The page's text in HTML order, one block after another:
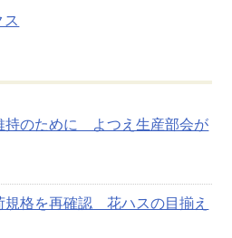
ス
持のために よつえ生産部会が
規格を再確認 花ハスの目揃え